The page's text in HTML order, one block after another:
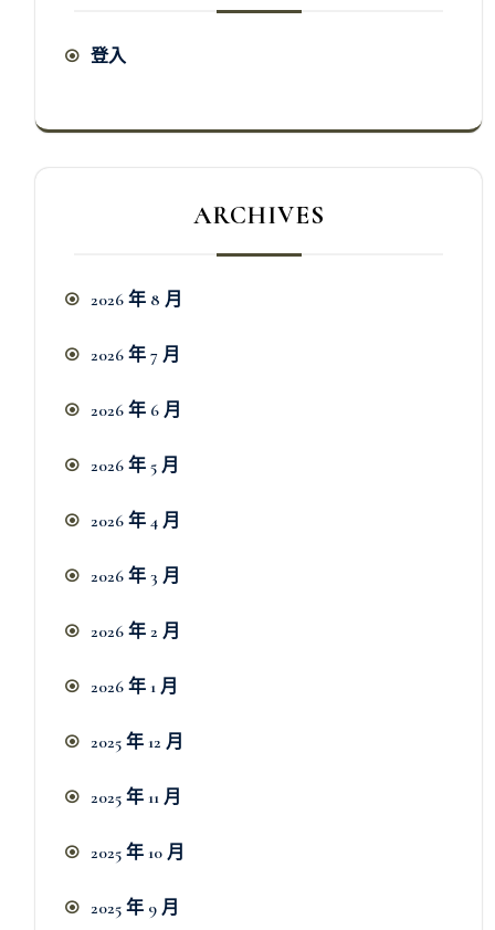
登入
ARCHIVES
2026 年 8 月
2026 年 7 月
2026 年 6 月
2026 年 5 月
2026 年 4 月
2026 年 3 月
2026 年 2 月
2026 年 1 月
2025 年 12 月
2025 年 11 月
2025 年 10 月
2025 年 9 月